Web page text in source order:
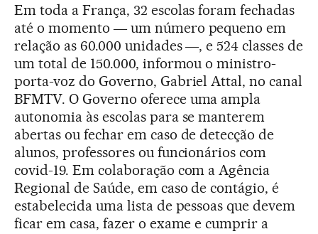
Em toda a França, 32 escolas foram fechadas
até o momento ― um número pequeno em
relação as 60.000 unidades ―, e 524 classes de
um total de 150.000, informou o ministro-
porta-voz do Governo, Gabriel Attal, no canal
BFMTV. O Governo oferece uma ampla
autonomia às escolas para se manterem
abertas ou fechar em caso de detecção de
alunos, professores ou funcionários com
covid-19. Em colaboração com a Agência
Regional de Saúde, em caso de contágio, é
estabelecida uma lista de pessoas que devem
ficar em casa, fazer o exame e cumprir a